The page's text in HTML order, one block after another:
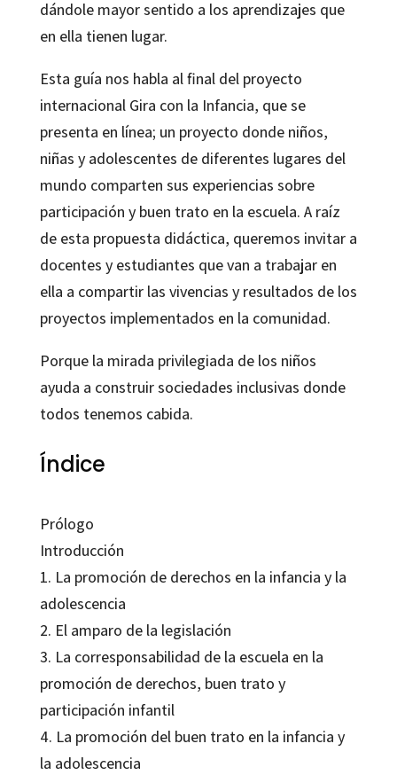
dándole mayor sentido a los aprendizajes que
en ella tienen lugar.
Esta guía nos habla al final del proyecto
internacional Gira con la Infancia, que se
presenta en línea; un proyecto donde niños,
niñas y adolescentes de diferentes lugares del
mundo comparten sus experiencias sobre
participación y buen trato en la escuela. A raíz
de esta propuesta didáctica, queremos invitar a
docentes y estudiantes que van a trabajar en
ella a compartir las vivencias y resultados de los
proyectos implementados en la comunidad.
Porque la mirada privilegiada de los niños
ayuda a construir sociedades inclusivas donde
todos tenemos cabida.
Índice
Prólogo
Introducción
1. La promoción de derechos en la infancia y la
adolescencia
2. El amparo de la legislación
3. La corresponsabilidad de la escuela en la
promoción de derechos, buen trato y
participación infantil
4. La promoción del buen trato en la infancia y
la adolescencia